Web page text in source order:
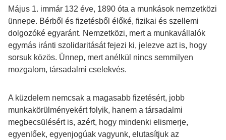
Május 1. immár 132 éve, 1890 óta a munkások nemzetközi
ünnepe. Bérből és fizetésből élőké, fizikai és szellemi
dolgozóké egyaránt. Nemzetközi, mert a munkavállalók
egymás iránti szolidaritását fejezi ki, jelezve azt is, hogy
sorsuk közös. Ünnep, mert anélkül nincs semmilyen
mozgalom, társadalmi cselekvés.
A küzdelem nemcsak a magasabb fizetésért, jobb
munkakörülményekért folyik, hanem a társadalmi
megbecsülésért is, azért, hogy mindenki elismerje,
egyenlőek, egyenjogúak vagyunk, elutasítjuk az